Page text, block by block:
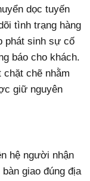
dọc tuyến
tình trạng hàng
phát sinh sự cố
báo cho khách.
chẽ nhằm
giữ nguyên
hệ người nhận
giao đúng địa